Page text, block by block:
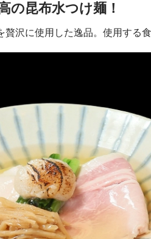
の昆布水つけ麺！
沢に使用した逸品。使用する